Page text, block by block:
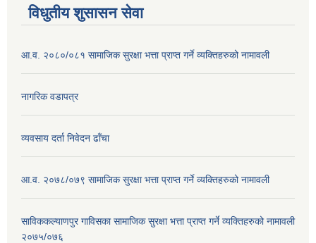
विधुतीय शुसासन सेवा
आ.व. २०८०/०८१ सामाजिक सुरक्षा भत्ता प्राप्त गर्ने व्यक्तिहरुको नामावली
नागरिक वडापत्र
व्यवसाय दर्ता निवेदन ढाँचा
आ.व. २०७८/०७९ सामाजिक सुरक्षा भत्ता प्राप्त गर्ने व्यक्तिहरुको नामावली
साविककल्याणपुर गाविसका सामाजिक सुरक्षा भत्ता प्राप्त गर्ने व्यक्तिहरुको नामावली
२०७५/०७६